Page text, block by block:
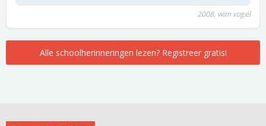
2008, wim vogel
Alle schoolherinneringen lezen? Registreer gratis!